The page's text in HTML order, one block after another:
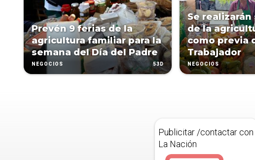
Prevén 9 ferias de la
agricultura familiar para la
semana del Día del Padre
NEGOCIOS 53D
Se
de la
como previa
Trabajador
NEGOCIOS
Publicitar /contactar con
La Nación